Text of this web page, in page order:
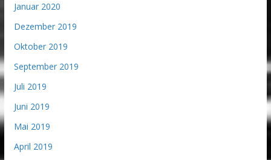
Januar 2020
Dezember 2019
Oktober 2019
September 2019
Juli 2019
Juni 2019
Mai 2019
April 2019